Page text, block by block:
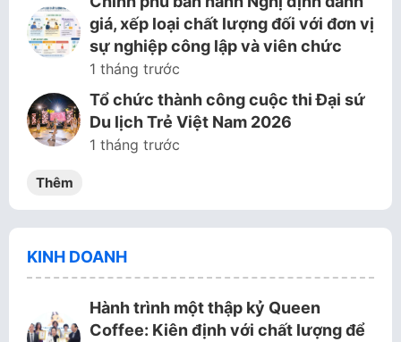
giá, xếp loại chất lượng đối với đơn vị
sự nghiệp công lập và viên chức
1 tháng trước
Tổ chức thành công cuộc thi Đại sứ
Du lịch Trẻ Việt Nam 2026
1 tháng trước
Thêm
KINH DOANH
Hành trình một thập kỷ Queen
Coffee: Kiên định với chất lượng để